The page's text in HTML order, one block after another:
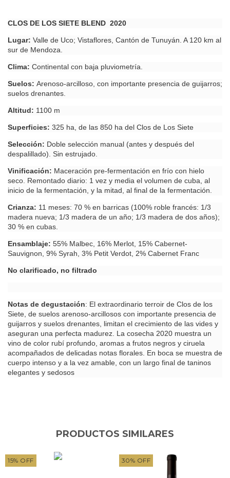
CLOS DE LOS SIETE BLEND 2020
Lugar: Valle de Uco; Vistaflores, Cantón de Tunuyán. A 120 km al
sur de Mendoza.
Clima: Continental con baja pluviometría.
Suelos: Arenoso-arcilloso, con importante presencia de guijarros;
suelos drenantes.
Altitud: 1100 m
Superficies: 325 ha, de las 850 ha del Clos de Los Siete
Selección: Doble selección manual (antes y después del
despalillado). Sin estrujado.
Vinificación: Maceración pre-fermentación en frío con hielo
seco. Remontado diario: 1 vez y media el volumen de cuba, al
inicio de la fermentación, y la mitad, al final de la fermentación.
Crianza: 11 meses: 70 % en barricas (100% roble francés: 1/3
madera nueva; 1/3 madera de un año; 1/3 madera de dos años);
30 % en cubas.
Ensamblaje: 55% Malbec, 16% Merlot, 15% Cabernet-
Sauvignon, 9% Syrah, 3% Petit Verdot, 2% Cabernet Franc
No clarificado, no filtrado
Notas de degustación: El extraordinario terroir de Clos de los
Siete, de suelos arenoso-arcillosos con importante presencia de
guijarros y suelos drenantes, limitan el crecimiento de las vides y
aseguran una perfecta madurez. La cosecha 2020 muestra un
vino de color rubí profundo, aromas a frutos negros y ciruela
acompañados de delicadas notas florales. En boca se muestra de
cuerpo intenso y a la vez amable, con un largo final de taninos
elegantes y sedosos
PRODUCTOS SIMILARES
15% OFF 30% OFF